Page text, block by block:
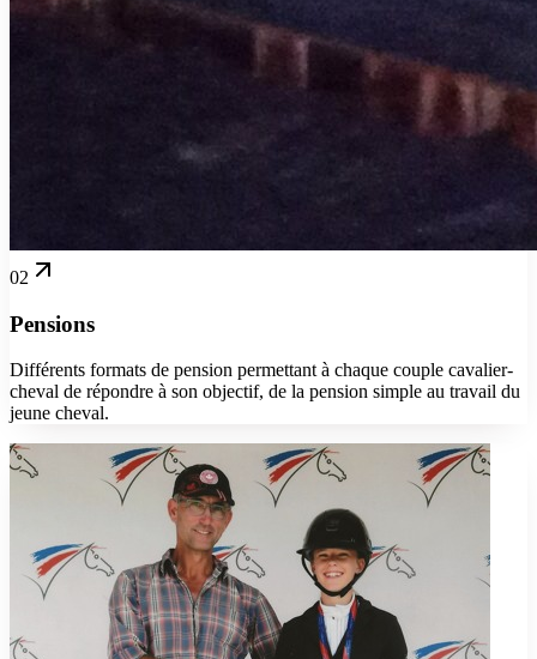
02
Pensions
Différents formats de pension permettant à chaque couple cavalier-
cheval de répondre à son objectif, de la pension simple au travail du
jeune cheval.